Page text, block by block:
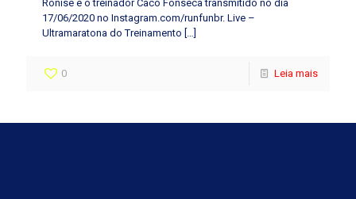
Ronise e o treinador Caco Fonseca transmitido no dia
17/06/2020 no Instagram.com/runfunbr. Live –
Ultramaratona do Treinamento […]
0 Leia mais